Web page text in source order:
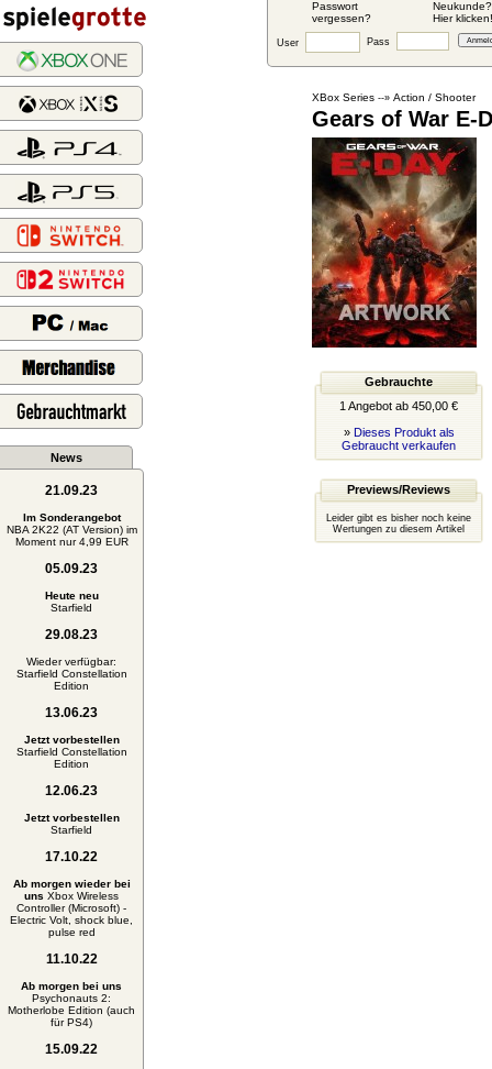
Passwort
vergessen?
Neukunde?
Hier klicken!
User Pass
News
21.09.23
Im Sonderangebot
NBA 2K22 (AT Version) im
Moment nur 4,99 EUR
05.09.23
Heute neu
Starfield
29.08.23
Wieder verfügbar:
Starfield Constellation
Edition
13.06.23
Jetzt vorbestellen
Starfield Constellation
Edition
12.06.23
Jetzt vorbestellen
Starfield
17.10.22
Ab morgen wieder bei
uns Xbox Wireless
Controller (Microsoft) -
Electric Volt, shock blue,
pulse red
11.10.22
Ab morgen bei uns
Psychonauts 2:
Motherlobe Edition (auch
für PS4)
15.09.22
XBox Series --» Action / Shooter
Gears of War E-
Gebrauchte
1 Angebot ab 450,00 €
» Dieses Produkt als
Gebraucht verkaufen
Previews/Reviews
Leider gibt es bisher noch keine
Wertungen zu diesem Artikel